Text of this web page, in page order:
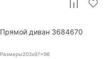
Прямой диван 3684670
Размеры203x97x98